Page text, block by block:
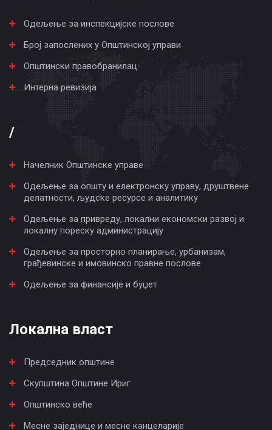
Одељење за инспекцијске послове
Број запослених у Општинској управи
Општински правобранилац
Интерна ревизија
/
Начелник Општинске управе
Одељење за општу и електронску управу, друштвене
делатности, људске ресурсе и аналитику
Одељење за привреду, локални економски развој и
локалну пореску администрацију
Одељење за просторно планирање, урбанизам,
грађевинске и имовинско правне послове
Одељење за финансије и буџет
Локална власт
Председник општине
Скупштина Општине Ириг
Општинско веће
Месне заједнице и месне канцеларије